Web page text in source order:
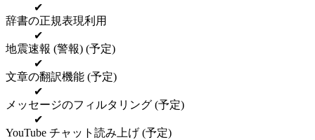
✔
辞書の正規表現利用
✔
地震速報 (警報) (予定)
✔
文章の翻訳機能 (予定)
✔
メッセージのフィルタリング (予定)
✔
YouTube チャット読み上げ (予定)